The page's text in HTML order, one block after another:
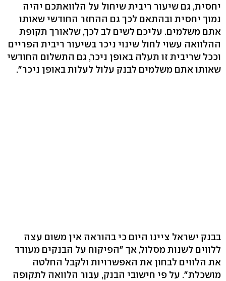
יחסית, גם שיעור ריבית שיחול על הלוואתכם יהיה
נמוך יחסית ובהתאם לכך גם ההחזר החודשי שאותו
אתם משלמים. עליכם לשים לב לכך, שלאורך תקופת
ההלוואה עשוי לחול שינוי ניכר בשיעור ריבית הפריים
וככל שריבית זו תעלה באופן ניכר, גם התשלום החודשי
שאותו אתם משלמים לבנק עלול לעלות באופן ניכר".
בבנק ישראל ציינו היום כי בהוראה אין משום עצה
ללווים לשנות מסלול, אך "הפיקוח על הבנקים מעודד
את הלווים לבחון את האפשרויות ולקבל החלטה
מושכלת". על פי חישובי הבנק, עבור הלוואה לתקופה